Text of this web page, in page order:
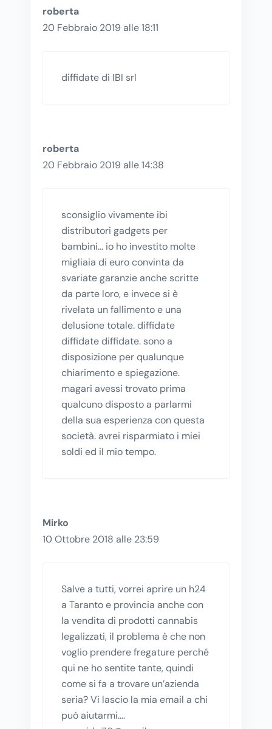
roberta
20 Febbraio 2019 alle 18:11
diffidate di IBI srl
roberta
20 Febbraio 2019 alle 14:38
sconsiglio vivamente ibi
distributori gadgets per
bambini… io ho investito molte
migliaia di euro convinta da
svariate garanzie anche scritte
da parte loro, e invece si è
rivelata un fallimento e una
delusione totale. diffidate
diffidate diffidate. sono a
disposizione per qualunque
chiarimento e spiegazione.
magari avessi trovato prima
qualcuno disposto a parlarmi
della sua esperienza con questa
società. avrei risparmiato i miei
soldi ed il mio tempo.
Mirko
10 Ottobre 2018 alle 23:59
Salve a tutti, vorrei aprire un h24
a Taranto e provincia anche con
la vendita di prodotti cannabis
legalizzati, il problema è che non
voglio prendere fregature perché
qui ne ho sentite tante, quindi
come si fa a trovare un’azienda
seria? Vi lascio la mia email a chi
può aiutarmi….